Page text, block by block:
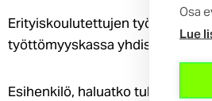
Osa
Lue
Erityiskoulutettujen
työttömyyskassa yhdistyvät
Esihenkilö, haluatko tukea